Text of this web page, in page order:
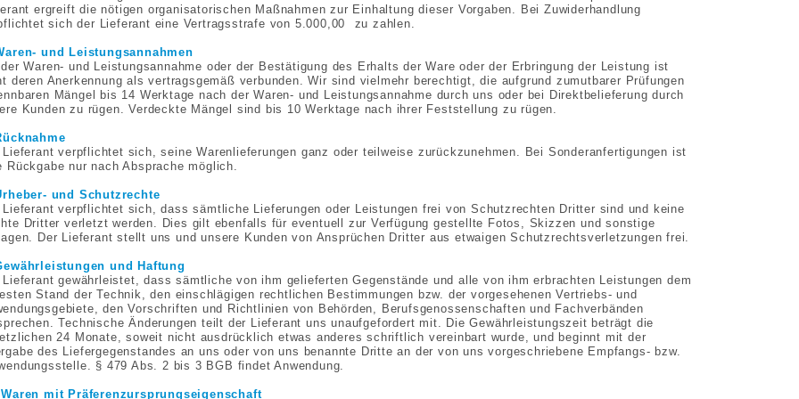
ergreift die nötigen organisatorischen Maßnahmen zur Einhaltung dieser Vorgaben. Bei Zuwiderhandlung
sich der Lieferant eine Vertragsstrafe von 5.000,00  zu zahlen.
und Leistungsannahmen
Waren- und Leistungsannahme oder der Bestätigung des Erhalts der Ware oder der Erbringung der Leistung ist
deren Anerkennung als vertragsgemäß verbunden. Wir sind vielmehr berechtigt, die aufgrund zumutbarer Prüfungen
Mängel bis 14 Werktage nach der Waren- und Leistungsannahme durch uns oder bei Direktbelieferung durch
Kunden zu rügen. Verdeckte Mängel sind bis 10 Werktage nach ihrer Feststellung zu rügen.
Lieferant verpflichtet sich, seine Warenlieferungen ganz oder teilweise zurückzunehmen. Bei Sonderanfertigungen ist
Rückgabe nur nach Absprache möglich.
und Schutzrechte
Lieferant verpflichtet sich, dass sämtliche Lieferungen oder Leistungen frei von Schutzrechten Dritter sind und keine
Dritter verletzt werden. Dies gilt ebenfalls für eventuell zur Verfügung gestellte Fotos, Skizzen und sonstige
Der Lieferant stellt uns und unsere Kunden von Ansprüchen Dritter aus etwaigen Schutzrechtsverletzungen frei.
und Haftung
Lieferant gewährleistet, dass sämtliche von ihm gelieferten Gegenstände und alle von ihm erbrachten Leistungen dem
Stand der Technik, den einschlägigen rechtlichen Bestimmungen bzw. der vorgesehenen Vertriebs- und
den Vorschriften und Richtlinien von Behörden, Berufsgenossenschaften und Fachverbänden
Technische Änderungen teilt der Lieferant uns unaufgefordert mit. Die Gewährleistungszeit beträgt die
24 Monate, soweit nicht ausdrücklich etwas anderes schriftlich vereinbart wurde, und beginnt mit der
des Liefergegenstandes an uns oder von uns benannte Dritte an der von uns vorgeschriebene Empfangs- bzw.
§ 479 Abs. 2 bis 3 BGB findet Anwendung.
mit Präferenzursprungseigenschaft